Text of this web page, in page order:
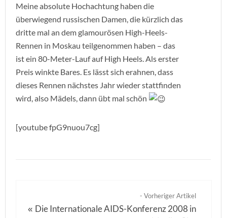
Meine absolute Hochachtung haben die
überwiegend russischen Damen, die kürzlich das
dritte mal an dem glamourösen High-Heels-
Rennen in Moskau teilgenommen haben – das
ist ein 80-Meter-Lauf auf High Heels. Als erster
Preis winkte Bares. Es lässt sich erahnen, dass
dieses Rennen nächstes Jahr wieder stattfinden
wird, also Mädels, dann übt mal schön
[youtube fpG9nuou7cg]
- Vorheriger Artikel
« Die Internationale AIDS-Konferenz 2008 in